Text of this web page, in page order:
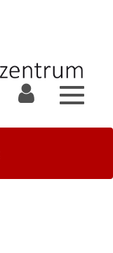
Toggle